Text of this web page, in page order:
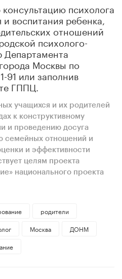
психолога
воспитания ребенка,
отношений
психолого-
Департамента
Москвы по
91 или заполнив
ГППЦ.
учащихся и их родителей
к конструктивному
и проведению досуга
семейных отношений и
и эффективности
целям проекта
национального проекта
родители
Москва
ДОНМ